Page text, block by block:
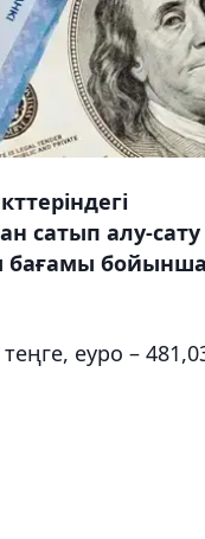
сатып алу-сату
бағамы
еуро –